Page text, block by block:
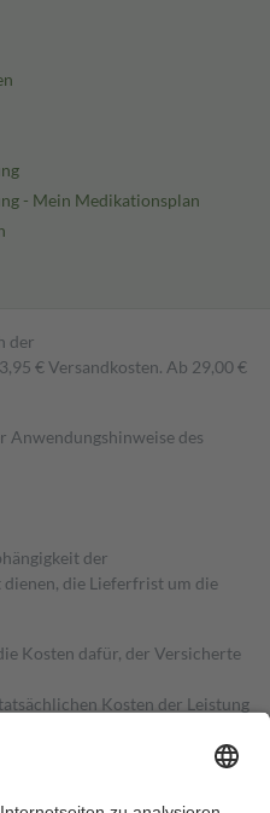
- Mein Medikationsplan
der
€ Versandkosten. Ab 29,00 €
des
der
die Lieferfrist um die
Kosten dafür, der Versicherte
Kosten der Leistung